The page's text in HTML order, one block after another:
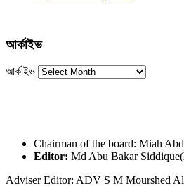
আর্কাইভ
আর্কাইভ
Chairman of the board: Miah
Editor: Md Abu Bakar Siddique(
Adviser Editor: ADV S M Mourshed